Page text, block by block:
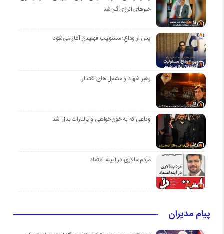
خبرهای انرژی گم شد
پس از وداع؛ مسئولیتِ فهمیدن آغاز می‌شود
رهبر شهید و مشعل های اقتدار
وداعی که به خون‌خواهی و یالثارات بدل شد
مردم‌سالاری در آیینه اعتماد
پیام مدیران